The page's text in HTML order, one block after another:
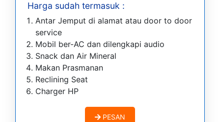
Harga sudah termasuk :
Antar Jemput di alamat atau door to door
service
Mobil ber-AC dan dilengkapi audio
Snack dan Air Mineral
Makan Prasmanan
Reclining Seat
Charger HP
PESAN